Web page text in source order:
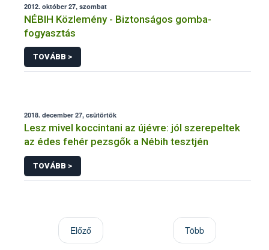
2012. október 27, szombat
NÉBIH Közlemény - Biztonságos gomba-
fogyasztás
TOVÁBB >
2018. december 27, csütörtök
Lesz mivel koccintani az újévre: jól szerepeltek
az édes fehér pezsgők a Nébih tesztjén
TOVÁBB >
Előző Több